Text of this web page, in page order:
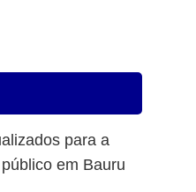
para a
em Bauru